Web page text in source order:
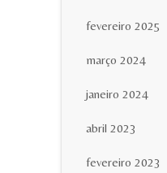
fevereiro 2025
março 2024
janeiro 2024
abril 2023
fevereiro 2023